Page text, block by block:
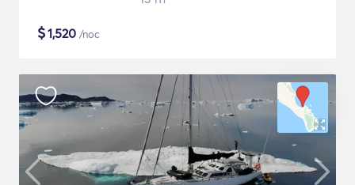
$1,520 /noc